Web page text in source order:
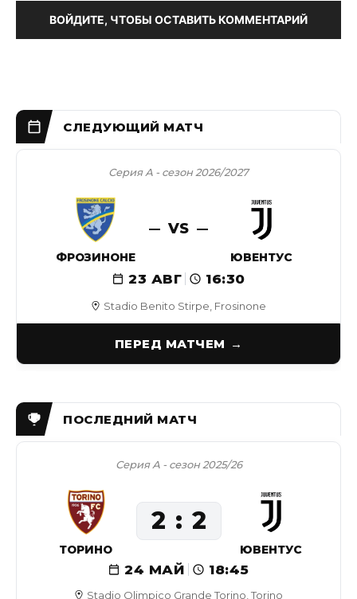
ВОЙДИТЕ, ЧТОБЫ ОСТАВИТЬ КОММЕНТАРИЙ
Stadio Benito Stirpe, Frosinone
Серия А - сезон 2026/2027
ФРОЗИНОНЕ
VS
ЮВЕНТУС
23 АВГ 16:30
ПЕРЕД МАТЧЕМ
Stadio Olimpico Grande Torino, Torino
Серия А - сезон 2025/26
24 МАЙ 18:45
ТОРИНО
2 2
ЮВЕНТУС